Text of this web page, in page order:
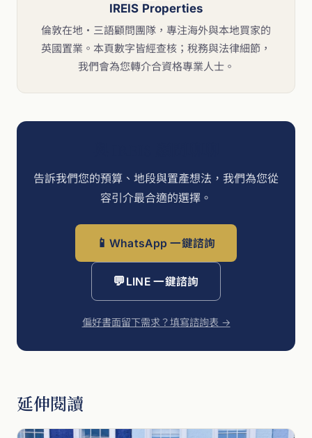
IREIS Properties
倫敦在地・三語顧問團隊，專注海外與本地買家的
英國置業。本頁數字皆經查核；稅務與法律細節，
我們會為您轉介合資格專業人士。
告訴我們您的預算、地段與置產想法，我們為您從
容引介最合適的選擇。
📱 WhatsApp 一鍵諮詢
💬LINE 一鍵諮詢
偏好書面留下需求？填寫諮詢表 →
延伸閱讀